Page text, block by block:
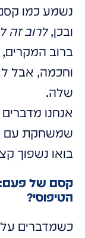
נשמע כמו
ובכן,לרוב זה
ברוב
וחכמה, אבל
שלה.
אנחנו
שמשחקת עם
בואו נשפוך
קסם של פעם:
הטיפוסי?
כשמדברים על